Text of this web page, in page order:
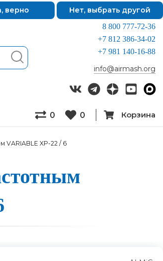
верно Нет, выбрать другой
8 800 777-72-36
+7 812 386-34-02
+7 981 140-16-88
info@airmash.org
0 0 Корзина
XP-22 / 6